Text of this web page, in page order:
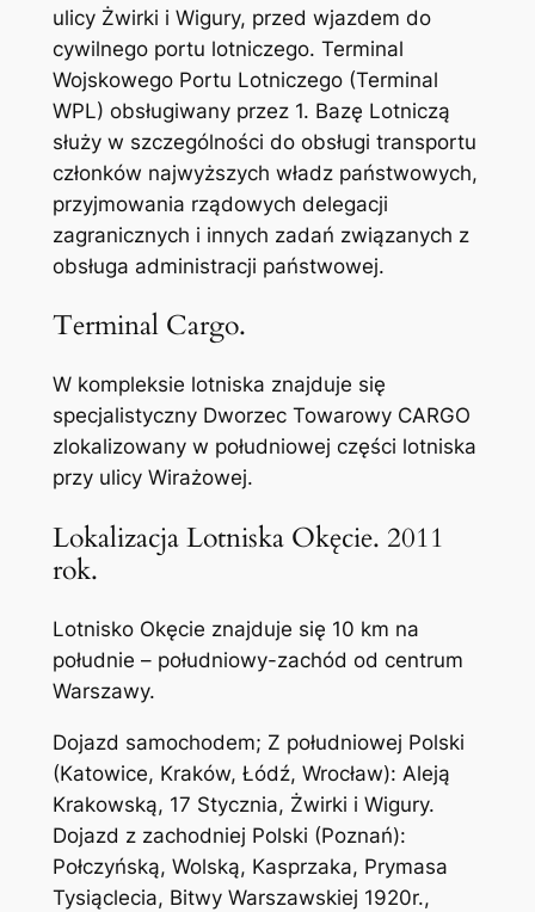
ulicy Żwirki i Wigury, przed wjazdem do
cywilnego portu lotniczego. Terminal
Wojskowego Portu Lotniczego (Terminal
WPL) obsługiwany przez 1. Bazę Lotniczą
służy w szczególności do obsługi transportu
członków najwyższych władz państwowych,
przyjmowania rządowych delegacji
zagranicznych i innych zadań związanych z
obsługa administracji państwowej.
Terminal Cargo.
W kompleksie lotniska znajduje się
specjalistyczny Dworzec Towarowy CARGO
zlokalizowany w południowej części lotniska
przy ulicy Wirażowej.
Lokalizacja Lotniska Okęcie. 2011
rok.
Lotnisko Okęcie znajduje się 10 km na
południe – południowy-zachód od centrum
Warszawy.
Dojazd samochodem; Z południowej Polski
(Katowice, Kraków, Łódź, Wrocław): Aleją
Krakowską, 17 Stycznia, Żwirki i Wigury.
Dojazd z zachodniej Polski (Poznań):
Połczyńską, Wolską, Kasprzaka, Prymasa
Tysiąclecia, Bitwy Warszawskiej 1920r.,